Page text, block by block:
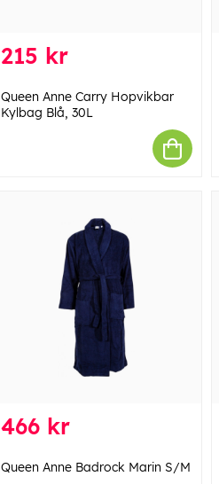
215 kr
Queen Anne Carry Hopvikbar
Kylbag Blå, 30L
466 kr
Queen Anne Badrock Marin S/M